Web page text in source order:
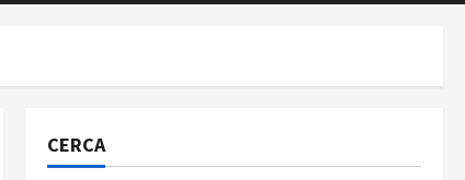
CERCA